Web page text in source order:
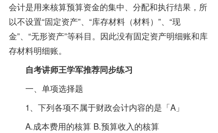
会计是用来核算预算资金的集中、分配和执行结果，所
以不设置“固定资产”、“库存材料（材料）”、“现
金”、“无形资产”等科目。因此没有固定资产明细账和库
存材料明细账。
自考讲师王学军推荐同步练习
一、单项选择题
1、下列各项不属于财政会计内容的是「A」
A.成本费用的核算 B.预算收入的核算